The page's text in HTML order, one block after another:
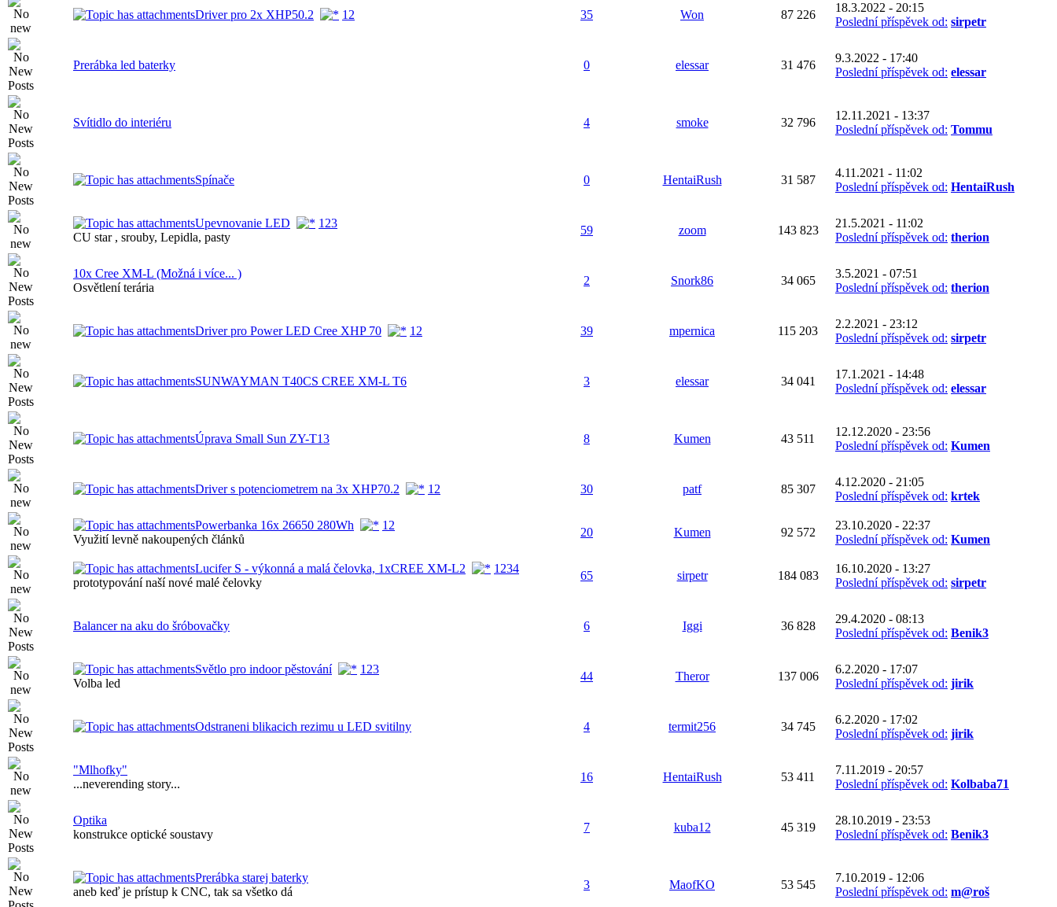
Driver pro 2x XHP50.2 1 2 35 Won 87 226
18.3.2022 - 20:15
Poslední příspěvek od: sirpetr
Prerábka led baterky 0 elessar 31 476
9.3.2022 - 17:40
Poslední příspěvek od: elessar
Svítidlo do interiéru 4 smoke 32 796
12.11.2021 - 13:37
Poslední příspěvek od: Tommu
Spínače 0 HentaiRush 31 587
4.11.2021 - 11:02
Poslední příspěvek od: HentaiRush
Upevnovanie LED 1 23
CU star , srouby, Lepidla, pasty
59 zoom 143 823
21.5.2021 - 11:02
Poslední příspěvek od: therion
10x Cree XM-L (Možná i více... )
Osvětlení terária
2 Snork86 34 065
3.5.2021 - 07:51
Poslední příspěvek od: therion
Driver pro Power LED Cree XHP 70 1 2 39 mpernica 115 203
2.2.2021 - 23:12
Poslední příspěvek od: sirpetr
SUNWAYMAN T40CS CREE XM-L T6 3 elessar 34 041
17.1.2021 - 14:48
Poslední příspěvek od: elessar
Úprava Small Sun ZY-T13 8 Kumen 43 511
12.12.2020 - 23:56
Poslední příspěvek od: Kumen
Driver s potenciometrem na 3x XHP70.2 1 2 30 patf 85 307
4.12.2020 - 21:05
Poslední příspěvek od: krtek
Powerbanka 16x 26650 280Wh 1 2
Využití levně nakoupených článků
20 Kumen 92 572
23.10.2020 - 22:37
Poslední příspěvek od: Kumen
Lucifer S - výkonná a malá čelovka, 1xCREE XM-L2 1 234
prototypování naší nové malé čelovky
65 sirpetr 184 083
16.10.2020 - 13:27
Poslední příspěvek od: sirpetr
Balancer na aku do šróbovačky 6 Iggi 36 828
29.4.2020 - 08:13
Poslední příspěvek od: Benik3
Světlo pro indoor pěstování 1 23
Volba led
44 Theror 137 006
6.2.2020 - 17:07
Poslední příspěvek od: jirik
Odstraneni blikacich rezimu u LED svitilny 4 termit256 34 745
6.2.2020 - 17:02
Poslední příspěvek od: jirik
"Mlhofky"
...neverending story...
16 HentaiRush 53 411
7.11.2019 - 20:57
Poslední příspěvek od: Kolbaba71
Optika
konstrukce optické soustavy
7 kuba12 45 319
28.10.2019 - 23:53
Poslední příspěvek od: Benik3
Prerábka starej baterky
aneb keď je prístup k CNC, tak sa všetko dá
3 MaofKO 53 545
7.10.2019 - 12:06
Poslední příspěvek od: m@roš